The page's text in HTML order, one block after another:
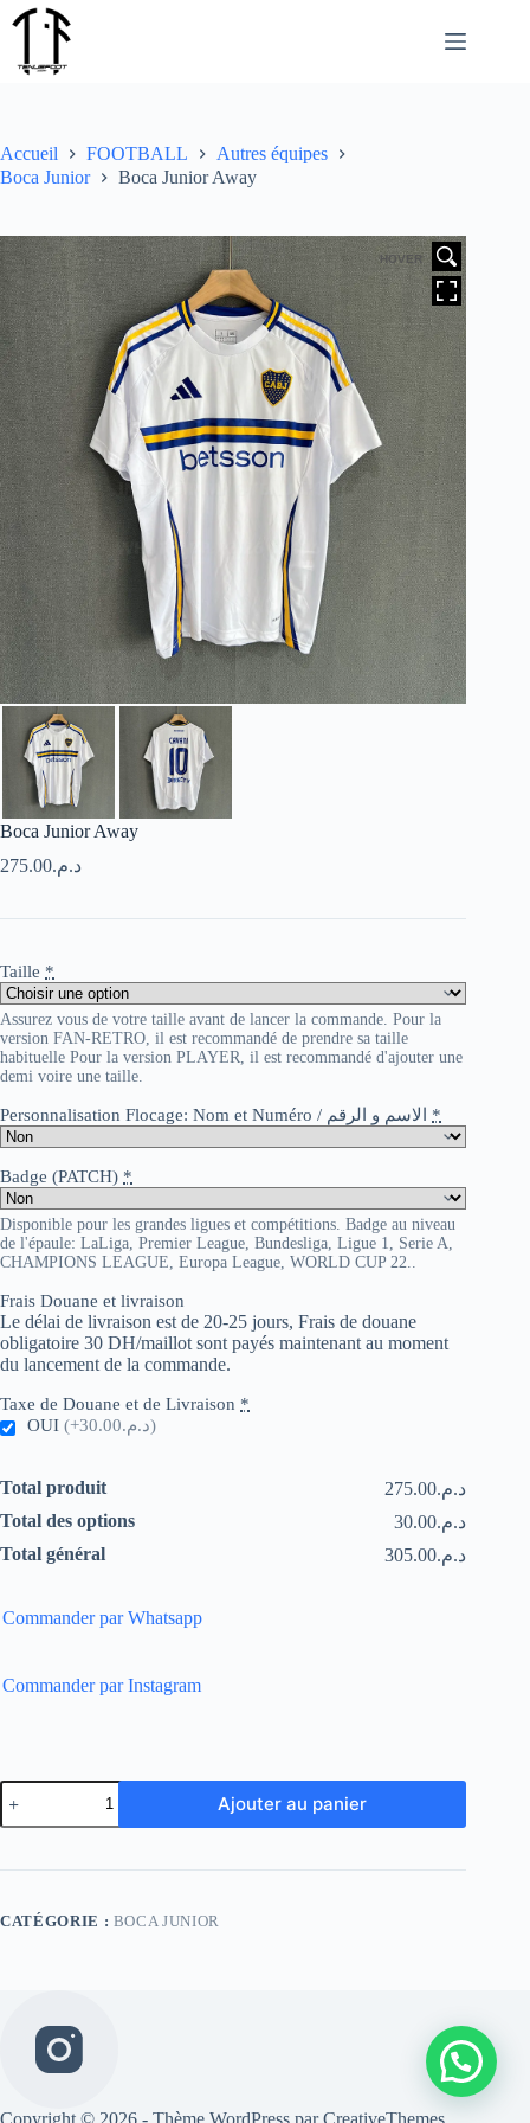
Passer
au
Accueil FOOTBALL
Autres équipes
Boca Junior
Boca Junior Away
HOVER
Boca Junior Away
د.م.275.00
Taille *
Assurez vous de votre taille avant de lancer la commande. Pour la
version FAN-RETRO, il est recommandé de prendre sa taille
habituelle Pour la version PLAYER, il est recommandé d'ajouter une
demi voire une taille.
Personnalisation Flocage: Nom et Numéro / الاسم و الرقم *
Badge (PATCH) *
Disponible pour les grandes ligues et compétitions. Badge au niveau
de l'épaule: LaLiga, Premier League, Bundesliga, Ligue 1, Serie A,
CHAMPIONS LEAGUE, Europa League, WORLD CUP 22..
Frais Douane et livraison
Le délai de livraison est de 20-25 jours, Frais de douane
obligatoire 30 DH/maillot sont payés maintenant au moment
du lancement de la commande.
Taxe de Douane et de Livraison *
OUI
(+د.م.30.00)
Total produit
د.م.275.00
Total des options
د.م.30.00
Total général
د.م.305.00
Commander par Whatsapp
Commander par Instagram
quantité
de
Boca
Away
Ajouter au panier
CATÉGORIE : BOCA JUNIOR
Copyright © 2026 - Thème WordPress parCreativeThemes